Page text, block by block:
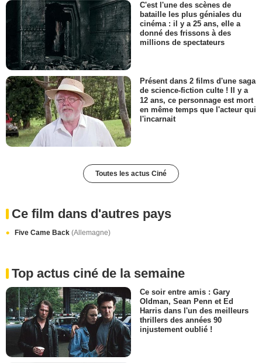
C'est l'une des scènes de
bataille les plus géniales du
cinéma : il y a 25 ans, elle a
donné des frissons à des
millions de spectateurs
Présent dans 2 films d'une saga
de science-fiction culte ! Il y a
12 ans, ce personnage est mort
en même temps que l'acteur qui
l'incarnait
Toutes les actus Ciné
Ce film dans d'autres pays
Five Came Back (Allemagne)
Top actus ciné de la semaine
Ce soir entre amis : Gary
Oldman, Sean Penn et Ed
Harris dans l'un des meilleurs
thrillers des années 90
injustement oublié !